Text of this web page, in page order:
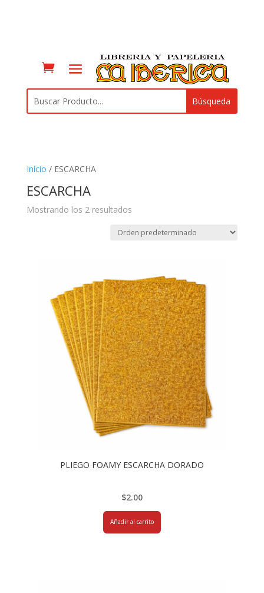
Inicio / ESCARCHA
ESCARCHA
Mostrando los 2 resultados
PLIEGO FOAMY ESCARCHA DORADO
$2.00
Añadir al carrito